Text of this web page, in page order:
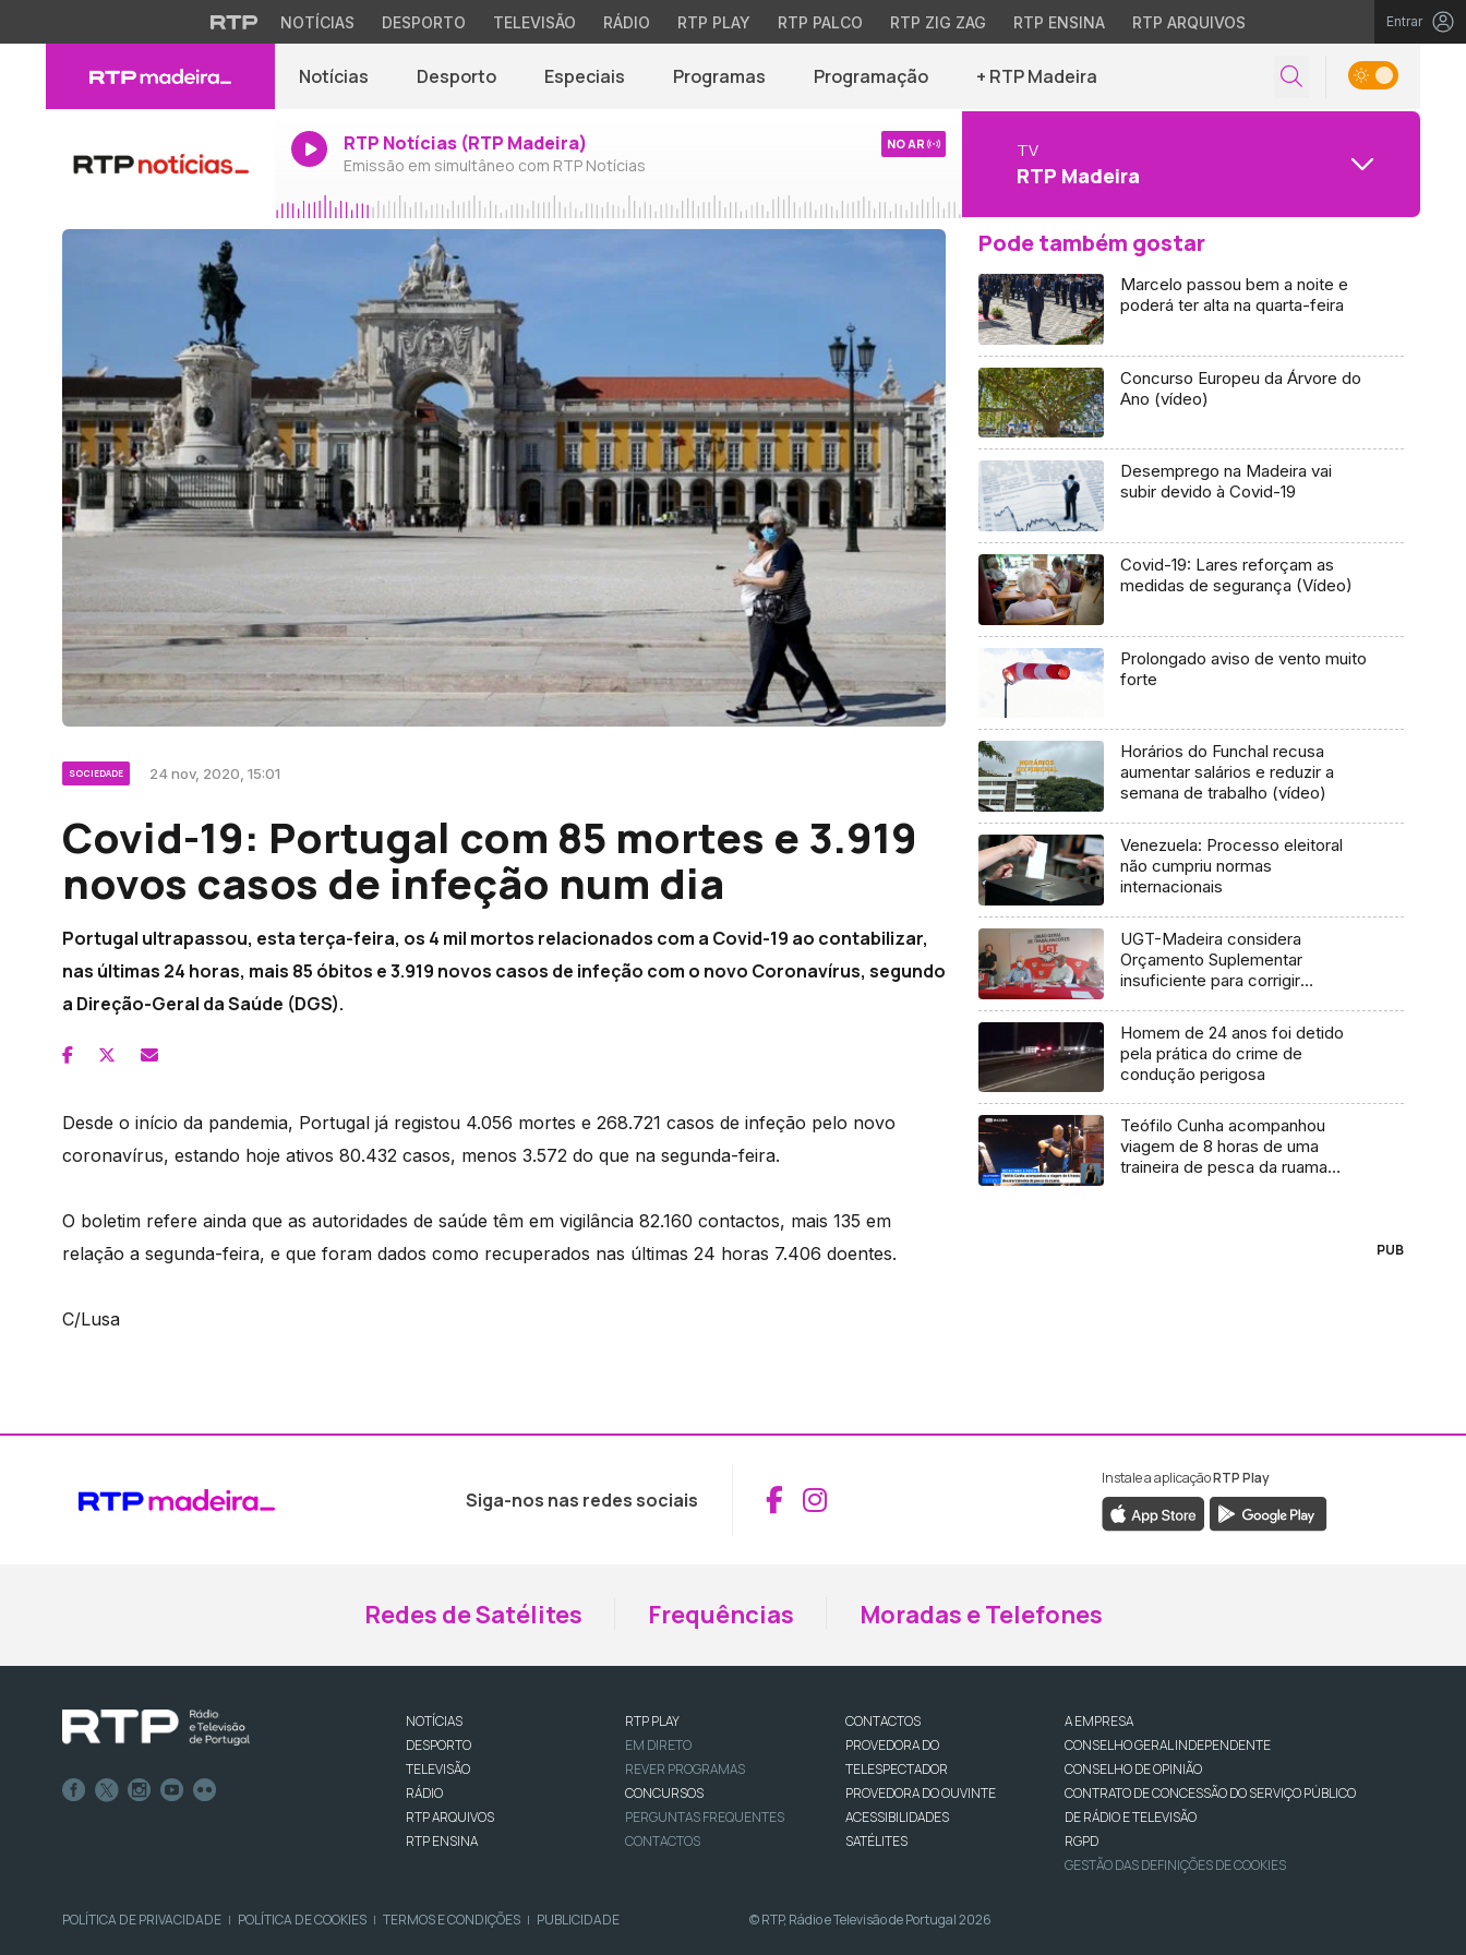
NOTÍCIAS DESPORTO TELEVISÃO RÁDIO RTP PLAY RTP PALCO RTP ZIG ZAG RTP ENSINA RTP ARQUIVOS Entrar
Notícias Desporto Especiais Programas Programação + RTP Madeira
RTP Notícias (RTP Madeira)
Emissão em simultâneo com RTP Notícias
NO AR TV
RTP Madeira
SOCIEDADE 24 nov, 2020, 15:01
Covid-19: Portugal com 85 mortes e 3.919
novos casos de infeção num dia
Portugal ultrapassou, esta terça-feira, os 4 mil mortos relacionados com a Covid-19 ao contabilizar,
nas últimas 24 horas, mais 85 óbitos e 3.919 novos casos de infeção com o novo Coronavírus, segundo
a Direção-Geral da Saúde (DGS).
Desde o início da pandemia, Portugal já registou 4.056 mortes e 268.721 casos de infeção pelo novo
coronavírus, estando hoje ativos 80.432 casos, menos 3.572 do que na segunda-feira.
O boletim refere ainda que as autoridades de saúde têm em vigilância 82.160 contactos, mais 135 em
relação a segunda-feira, e que foram dados como recuperados nas últimas 24 horas 7.406 doentes.
C/Lusa
Pode também gostar
Marcelo passou bem a noite e
poderá ter alta na quarta-feira
Concurso Europeu da Árvore do
Ano (vídeo)
Desemprego na Madeira vai
subir devido à Covid-19
Covid-19: Lares reforçam as
medidas de segurança (Vídeo)
Prolongado aviso de vento muito
forte
Horários do Funchal recusa
aumentar salários e reduzir a
semana de trabalho (vídeo)
Venezuela: Processo eleitoral
não cumpriu normas
internacionais
UGT-Madeira considera
Orçamento Suplementar
insuficiente para corrigir
Homem de 24 anos foi detido
pela prática do crime de
condução perigosa
Teófilo Cunha acompanhou
viagem de 8 horas de uma
traineira de pesca da ruama
PUB
Siga-nos nas redes sociais Aceder ao Facebook da RTP Madeira
Aceder ao Instagram da RTP Madeira
Instale a aplicaçãoRTP Play
Redes de Satélites Frequências Moradas e Telefones
NOTÍCIAS
DESPORTO
TELEVISÃO
RÁDIO
RTP ARQUIVOS
RTP ENSINA
RTP PLAY
EM DIRETO
REVER PROGRAMAS
CONCURSOS
PERGUNTAS FREQUENTES
CONTACTOS
CONTACTOS
PROVEDORA DO
TELESPECTADOR
PROVEDORA DO OUVINTE
ACESSIBILIDADES
SATÉLITES
A EMPRESA
CONSELHO GERAL INDEPENDENTE
CONSELHO DE OPINIÃO
CONTRATO DE CONCESSÃO DO SERVIÇO PÚBLICO
DE RÁDIO E TELEVISÃO
RGPD
GESTÃO DAS DEFINIÇÕES DE COOKIES
POLÍTICA DE PRIVACIDADE | POLÍTICA DE COOKIES | TERMOS E CONDIÇÕES | PUBLICIDADE © RTP, Rádio e Televisão de Portugal 2026